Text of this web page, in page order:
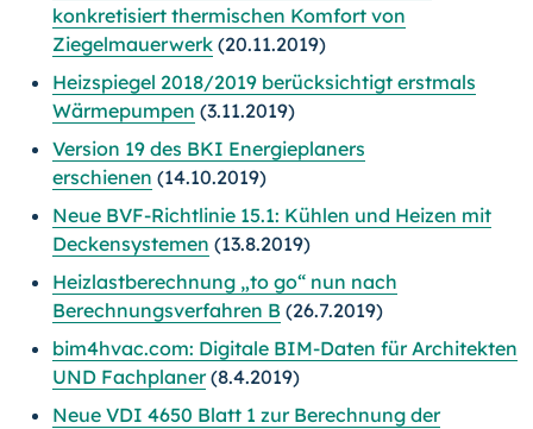
konkretisiert thermischen Komfort von
Ziegelmauerwerk (20.11.2019)
Heizspiegel 2018/2019 berücksichtigt erstmals
Wärmepumpen (3.11.2019)
Version 19 des BKI Energieplaners
erschienen (14.10.2019)
Neue BVF-Richtlinie 15.1: Kühlen und Heizen mit
Deckensystemen (13.8.2019)
Heizlastberechnung „to go“ nun nach
Berechnungsverfahren B (26.7.2019)
bim4hvac.com: Digitale BIM-Daten für Architekten
UND Fachplaner(8.4.2019)
Neue VDI 4650 Blatt 1 zur Berechnung der